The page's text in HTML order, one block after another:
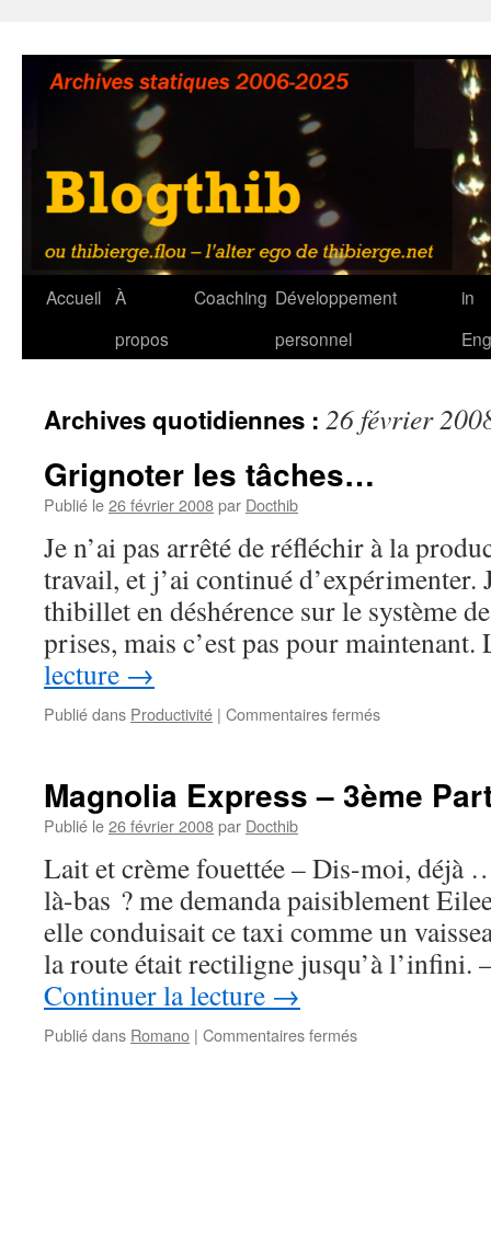
contenu
Accueil À
propos
Coaching Développement
personnel
in
Archives quotidiennes : 26 février
Grignoter les tâches…
Publié le26 février 2008par Docthib
Je n’ai pas arrêté de réfléchir à la
travail, et j’ai continué d’expérimenter.
thibillet en déshérence sur le système
prises, mais c’est pas pour
lecture →
Publié dans Productivité | Commentaires ferméssur
Magnolia Express – 3ème
Publié le26 février 2008par Docthib
Lait et crème fouettée – Dis-moi, déjà
là-bas ? me demanda paisiblement
elle conduisait ce taxi comme un
la route était rectiligne jusqu’à l’infini.
Continuer la lecture →
Publié dans Romano | Commentaires ferméssur